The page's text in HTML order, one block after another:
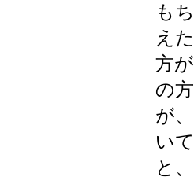
も
え
方
の
が
い
と